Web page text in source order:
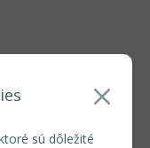
sú dôležité